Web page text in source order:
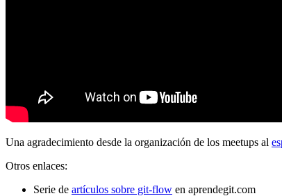
Una agradecimiento desde la organización de los meetups al
Otros enlaces:
Serie de artículos sobre git-flow en aprendegit.com